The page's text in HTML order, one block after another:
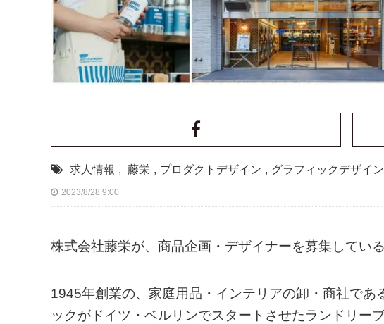
求人情報 , 藤栄 , プロダクトデザイン , グラフィックデザイン
2023/8/28 9:00
株式会社藤栄が、商品企画・デザイナーを募集している
1945年創業の、家庭用品・インテリアの卸・商社で
ックがドイツ・ベルリンでスタートさせたランドリー